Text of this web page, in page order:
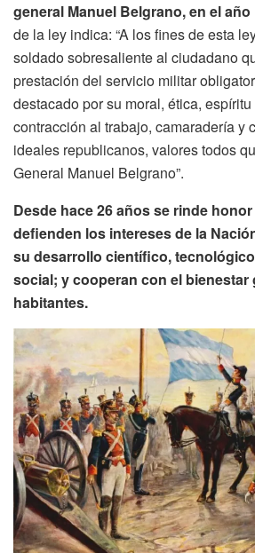
general Manuel Belgrano, en el año
de la ley indica: “A los fines de esta
soldado sobresaliente al ciudadano
prestación del servicio militar
destacado por su moral, ética,
contracción al trabajo, camaradería y
ideales republicanos, valores todos
General Manuel Belgrano”.
Desde hace 26 años se rinde
defienden los intereses de la
su desarrollo científico,
social; y cooperan con el bienestar
habitantes.